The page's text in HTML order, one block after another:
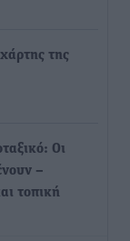
της
Οι
–
τοπική